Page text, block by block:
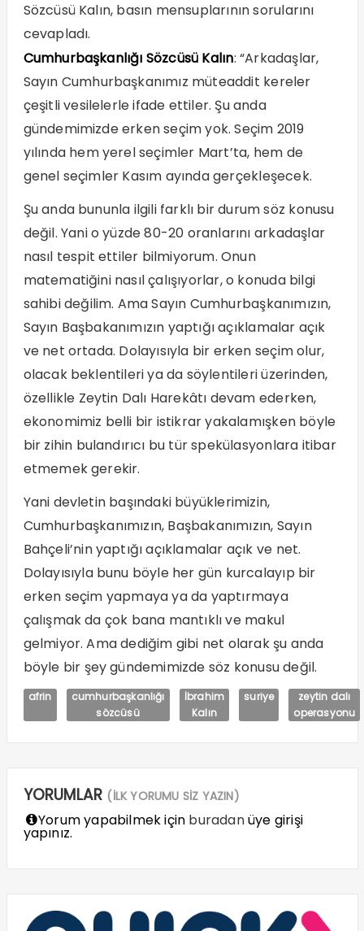
Sözcüsü Kalın, basın mensuplarının sorularını
cevapladı.
Cumhurbaşkanlığı Sözcüsü Kalın: “Arkadaşlar,
Sayın Cumhurbaşkanımız müteaddit kereler
çeşitli vesilelerle ifade ettiler. Şu anda
gündemimizde erken seçim yok. Seçim 2019
yılında hem yerel seçimler Mart’ta, hem de
genel seçimler Kasım ayında gerçekleşecek.
Şu anda bununla ilgili farklı bir durum söz konusu
değil. Yani o yüzde 80-20 oranlarını arkadaşlar
nasıl tespit ettiler bilmiyorum. Onun
matematiğini nasıl çalışıyorlar, o konuda bilgi
sahibi değilim. Ama Sayın Cumhurbaşkanımızın,
Sayın Başbakanımızın yaptığı açıklamalar açık
ve net ortada. Dolayısıyla bir erken seçim olur,
olacak beklentileri ya da söylentileri üzerinden,
özellikle Zeytin Dalı Harekâtı devam ederken,
ekonomimiz belli bir istikrar yakalamışken böyle
bir zihin bulandırıcı bu tür spekülasyonlara itibar
etmemek gerekir.
Yani devletin başındaki büyüklerimizin,
Cumhurbaşkanımızın, Başbakanımızın, Sayın
Bahçeli’nin yaptığı açıklamalar açık ve net.
Dolayısıyla bunu böyle her gün kurcalayıp bir
erken seçim yapmaya ya da yaptırmaya
çalışmak da çok bana mantıklı ve makul
gelmiyor. Ama dediğim gibi net olarak şu anda
böyle bir şey gündemimizde söz konusu değil.
afrin
cumhurbaşkanlığı
sözcüsü
İbrahim
Kalın
suriye
zeytin dalı
operasyonu
YORUMLAR (İLK YORUMU SİZ YAZIN)
Yorum yapabilmek için buradanüye girişi
yapınız.